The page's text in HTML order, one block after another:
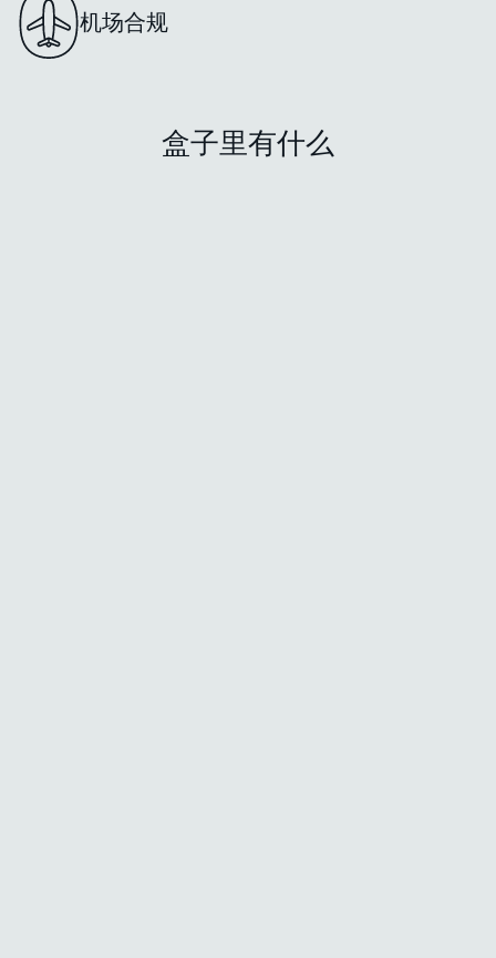
机场合规
盒子里有什么